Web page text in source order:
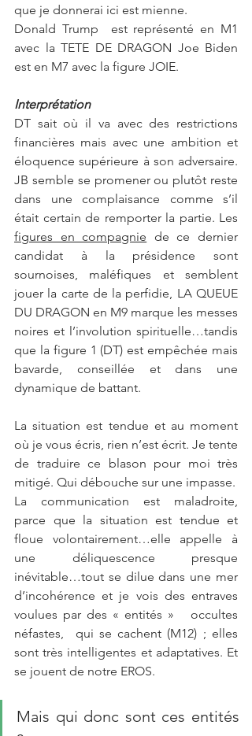
que je donnerai ici est mienne.
Donald Trump  est représenté en M1
avec la TETE DE DRAGON Joe Biden
est en M7 avec la figure JOIE.
Interprétation
DT sait où il va avec des restrictions
financières mais avec une ambition et
éloquence supérieure à son adversaire.
JB semble se promener ou plutôt reste
dans une complaisance comme s’il
figures en compagnie de ce dernier
candidat à la présidence sont
sournoises, maléfiques et semblent
jouer la carte de la perfidie, LA QUEUE
DU DRAGON en M9 marque les messes
noires et l’involution spirituelle…tandis
que la figure 1 (DT) est empêchée mais
bavarde, conseillée et dans une
dynamique de battant.
La situation est tendue et au moment
où je vous écris, rien n’est écrit. Je tente
de traduire ce blason pour moi très
mitigé. Qui débouche sur une impasse.
La communication est maladroite,
parce que la situation est tendue et
floue volontairement…elle appelle à
une déliquescence presque
inévitable…tout se dilue dans une mer
d’incohérence et je vois des entraves
voulues par des « entités »   occultes
néfastes,  qui se cachent (M12) ; elles
sont très intelligentes et adaptatives. Et
se jouent de notre EROS.
Mais qui donc sont ces entités